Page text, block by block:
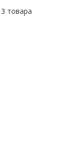
3 товара